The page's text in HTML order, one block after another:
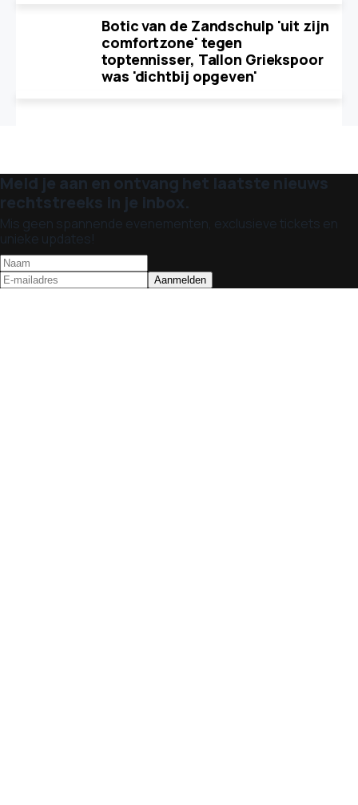
Botic van de Zandschulp 'uit zijn
comfortzone' tegen
toptennisser, Tallon Griekspoor
was 'dichtbij opgeven'
Meld je aan en ontvang het laatste nieuws
rechtstreeks in je inbox.
Mis geen spannende evenementen, exclusieve tickets en
unieke updates!